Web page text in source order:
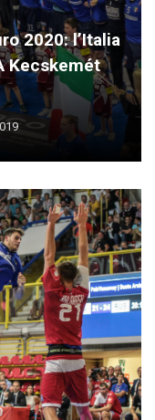
2020: l’Italia
Kecskemét